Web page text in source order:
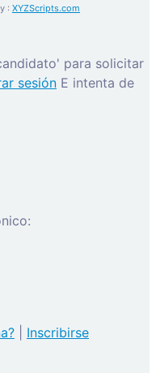
: XYZScripts.com
para solicitar
sesión E intenta de
Inscribirse